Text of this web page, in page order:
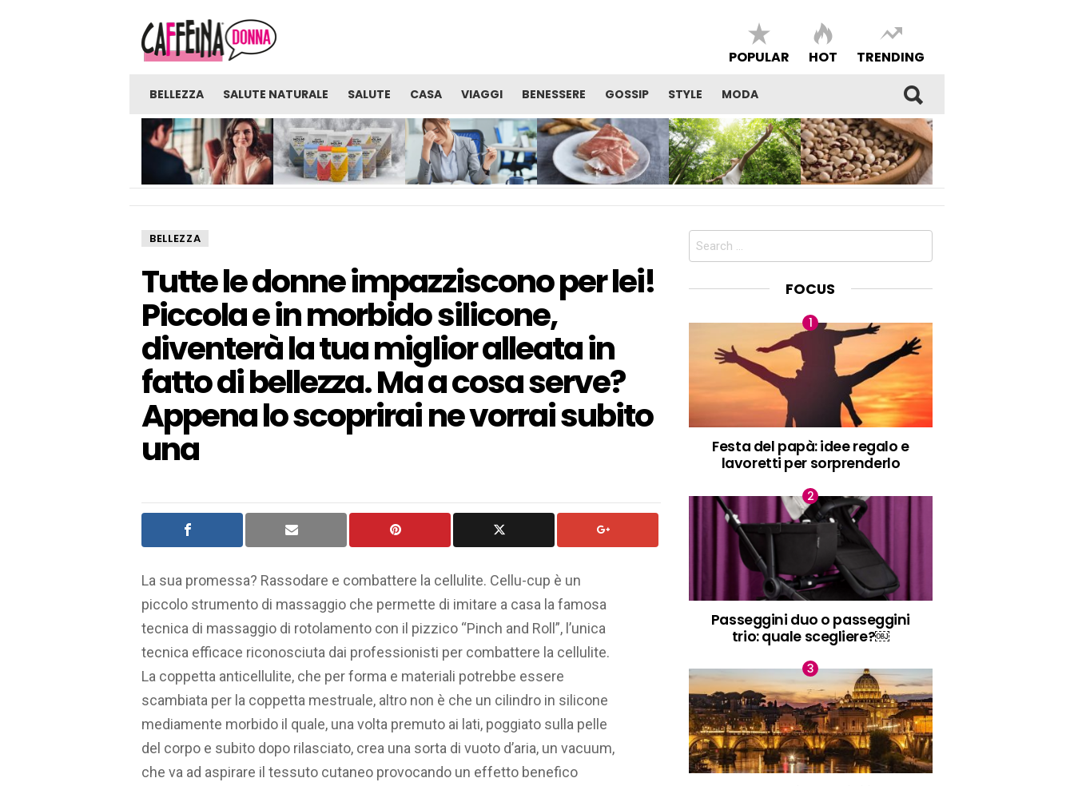
POPULAR HOT TRENDING
BELLEZZA SALUTE NATURALE SALUTE CASA VIAGGI BENESSERE GOSSIP STYLE MODA
NOVITÀ
PER UNA VERA RELAZIONE
DEGLI ADULTI?
SORPRENDENTE DI UTILE PER RECUPERARE DANIELE: ALIMENTO BENESSERE E DELLA BENESSERE E BELL’ESSERE
BELLEZZA
Tutte le donne impazziscono per lei!
Piccola e in morbido silicone,
diventerà la tua miglior alleata in
fatto di bellezza. Ma a cosa serve?
Appena lo scoprirai ne vorrai subito
una
La sua promessa? Rassodare e combattere la cellulite. Cellu-cup è un
piccolo strumento di massaggio che permette di imitare a casa la famosa
tecnica di massaggio di rotolamento con il pizzico “Pinch and Roll”, l’unica
tecnica efficace riconosciuta dai professionisti per combattere la cellulite.
La coppetta anticellulite, che per forma e materiali potrebbe essere
scambiata per la coppetta mestruale, altro non è che un cilindro in silicone
mediamente morbido il quale, una volta premuto ai lati, poggiato sulla pelle
del corpo e subito dopo rilasciato, crea una sorta di vuoto d’aria, un vacuum,
che va ad aspirare il tessuto cutaneo provocando un effetto benefico
Search
FOCUS
Festa del papà: idee regalo e
lavoretti per sorprenderlo
Passeggini duo o passeggini
trio: quale scegliere?￼